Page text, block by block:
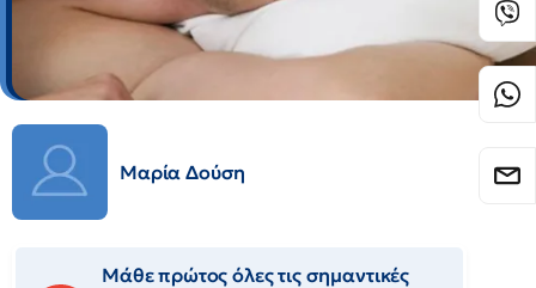
Μαρία Δούση
Μάθε πρώτος όλες τις σημαντικές